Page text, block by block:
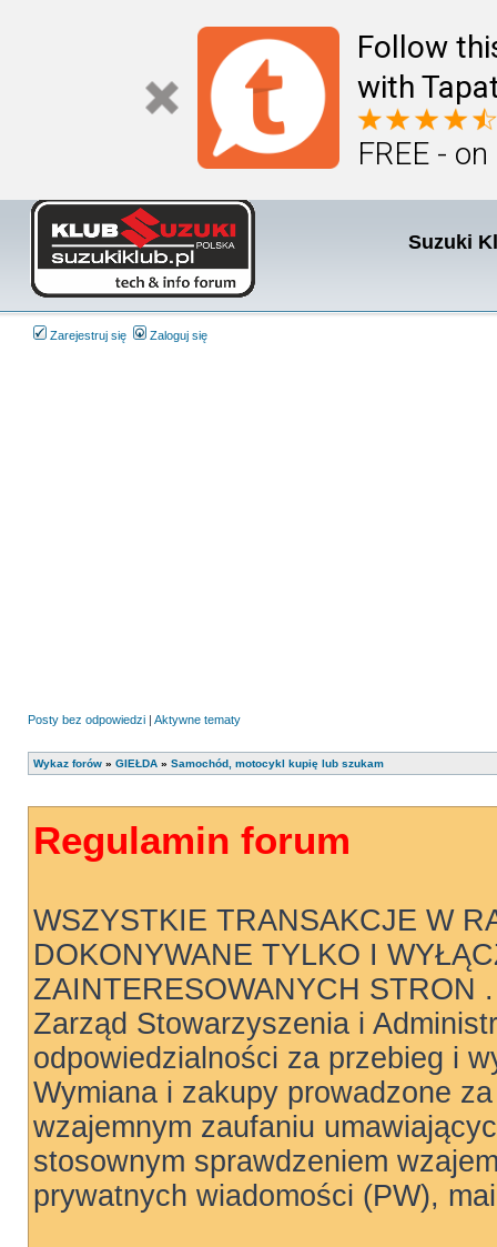
Follow
with
FREE -
Suzuki
Zarejestruj się Zaloguj się
Posty bez odpowiedzi | Aktywne tematy
Wykaz forów » GIEŁDA » Samochód, motocykl kupię lub szukam
Regulamin forum
WSZYSTKIE TRANSAKCJE W
DOKONYWANE TYLKO I
ZAINTERESOWANYCH STRON .
Zarząd Stowarzyszenia i
odpowiedzialności za przebieg i
Wymiana i zakupy prowadzone
wzajemnym zaufaniu
stosownym sprawdzeniem
prywatnych wiadomości (PW),